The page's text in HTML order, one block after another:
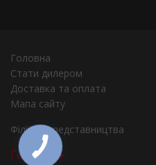
Головна
Стати дилером
Доставка та оплата
Мапа сайту
Філії та представництва
Города